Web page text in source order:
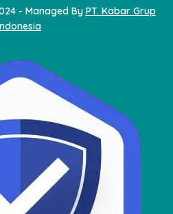
- Managed By PT. Kabar Grup